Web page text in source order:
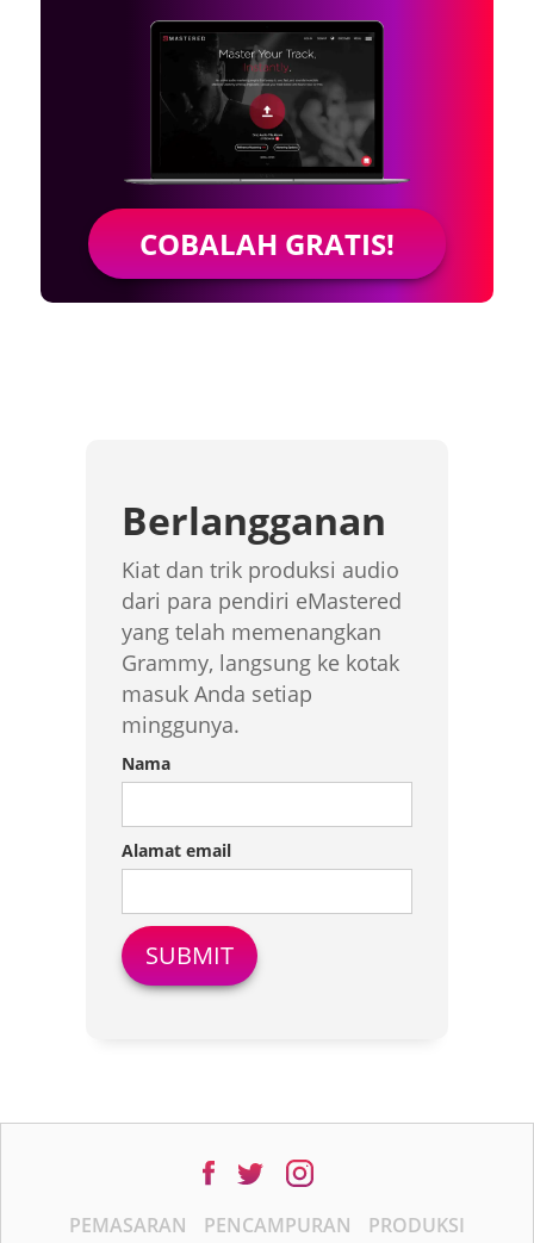
COBALAH GRATIS!
Berlangganan
Kiat dan trik produksi audio
dari para pendiri eMastered
yang telah memenangkan
Grammy, langsung ke kotak
masuk Anda setiap
minggunya.
Nama
Alamat email
PEMASARAN PENCAMPURAN
PRODUKSI